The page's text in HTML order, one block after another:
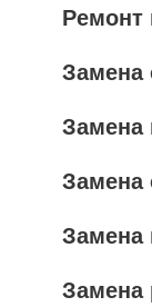
Ремонт
Замена
Замена
Замена
Замена
Замена